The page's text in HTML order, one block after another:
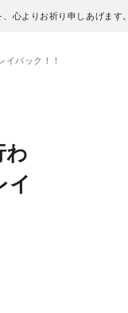
心よりお祈り申しあげます。
バック！！
わ
イ